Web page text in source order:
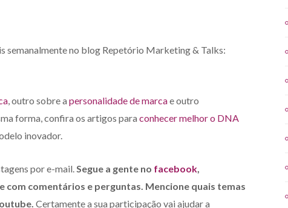
semanalmente no blog Repetório Marketing & Talks:
, outro sobre a personalidade de marcae outro
forma, confira os artigos para conhecer melhor o DNA
inovador.
por e-mail.Segue a gente no facebook,
com comentários e perguntas. Mencione quais temas
Certamente a sua participação vai ajudar a